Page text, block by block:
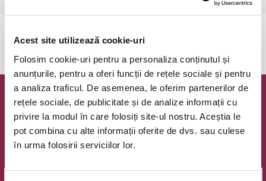
Acest site utilizează cookie-uri
Folosim cookie-uri pentru a personaliza conținutul și
anunțurile, pentru a oferi funcții de rețele sociale și pentru
a analiza traficul. De asemenea, le oferim partenerilor de
rețele sociale, de publicitate și de analize informații cu
privire la modul în care folosiți site-ul nostru. Aceștia le
pot combina cu alte informații oferite de dvs. sau culese
în urma folosirii serviciilor lor.
Evenimentul a expirat.
Newsletter @ Bilete.ro
Oferte exclusive si o editie saptamanala cu cele mai noi
evenimente.